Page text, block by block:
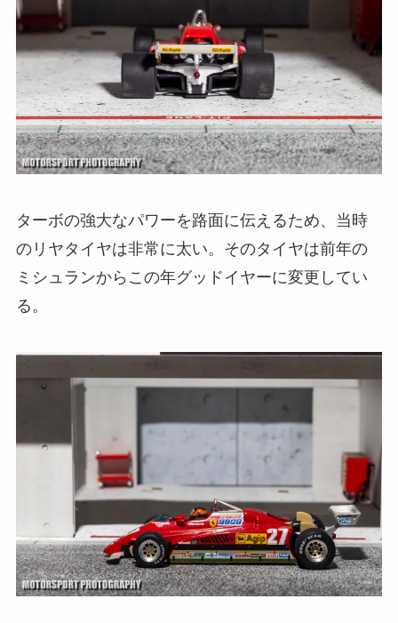
ターボの強大なパワーを路面に伝えるため、当時
のリヤタイヤは非常に太い。そのタイヤは前年の
ミシュランからこの年グッドイヤーに変更してい
る。